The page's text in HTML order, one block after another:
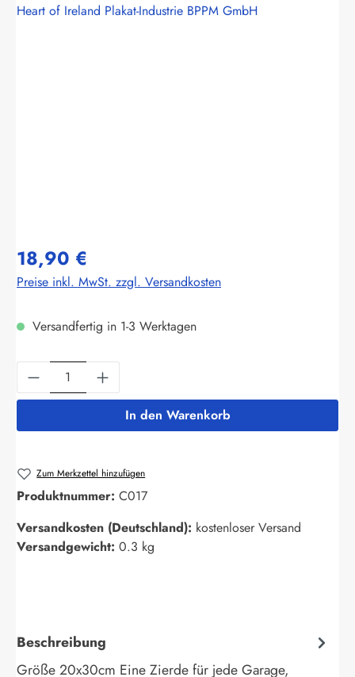
Heart of Ireland Plakat-Industrie BPPM GmbH
18,90 €
Preise inkl. MwSt. zzgl. Versandkosten
Versandfertig in 1-3 Werktagen
Produkt Anzahl: Gib den gewünschten
In den Warenkorb
Zum Merkzettel hinzufügen
Produktnummer: C017
Versandkosten (Deutschland): kostenloser Versand
Versandgewicht: 0.3 kg
Beschreibung
Größe 20x30cm Eine Zierde für jede Garage,